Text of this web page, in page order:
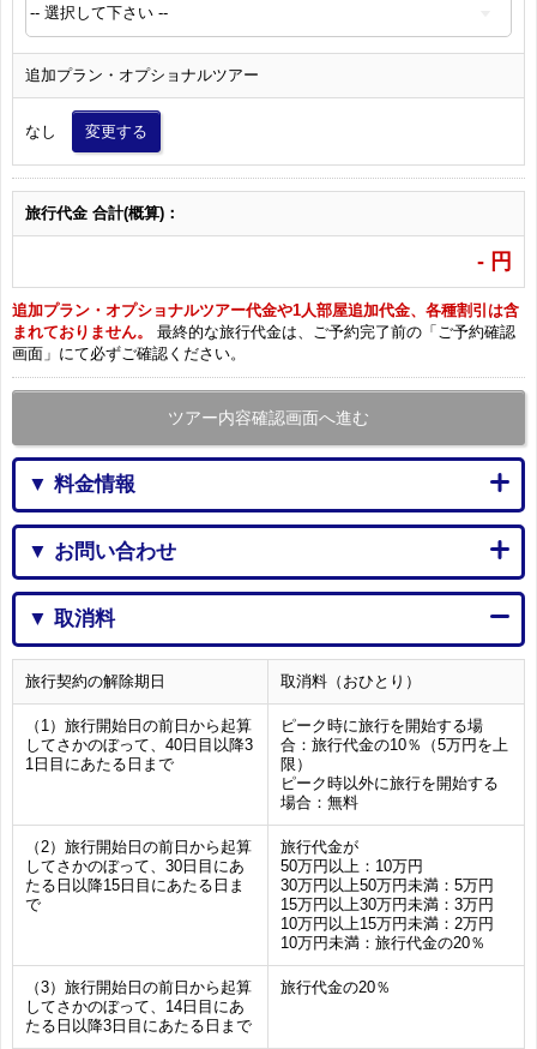
追加プラン・オプショナルツアー
なし 変更する
旅行代金 合計(概算)：
- 円
追加プラン・オプショナルツアー代金や1人部屋追加代金、各種割引は含
まれておりません。
最終的な旅行代金は、ご予約完了前の「ご予約確認
画面」にて必ずご確認ください。
ツアー内容確認画面へ進む
▼ 料金情報
▼ お問い合わせ
▼ 取消料
旅行契約の解除期日 取消料（おひとり）
（1）旅行開始日の前日から起算
してさかのぼって、40日目以降3
1日目にあたる日まで
ピーク時に旅行を開始する場
合：旅行代金の10％（5万円を上
限）
ピーク時以外に旅行を開始する
場合：無料
（2）旅行開始日の前日から起算
してさかのぼって、30日目にあ
たる日以降15日目にあたる日ま
で
旅行代金が
50万円以上：10万円
30万円以上50万円未満：5万円
15万円以上30万円未満：3万円
10万円以上15万円未満：2万円
10万円未満：旅行代金の20％
（3）旅行開始日の前日から起算
してさかのぼって、14日目にあ
たる日以降3日目にあたる日まで
旅行代金の20％